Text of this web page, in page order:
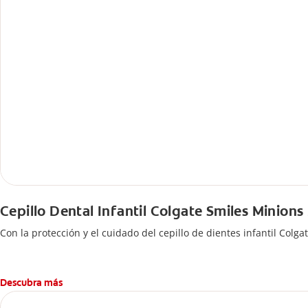
Cepillo Dental Infantil Colgate Smiles Minions
Con la protección y el cuidado del cepillo de dientes infantil
Descubra más